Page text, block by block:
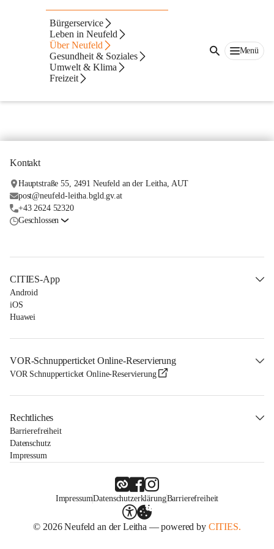
Bürgerservice
Leben in Neufeld
Über Neufeld
Gesundheit & Soziales
Umwelt & Klima
Freizeit
Menü
Galerien
Kreuzweg Station 1 - 15
Kontakt
Hauptstraße 55, 2491 Neufeld an der Leitha, AUT
post@neufeld-leitha.bgld.gv.at
+43 2624 52320
Geschlossen
CITIES-App
Android
iOS
Huawei
VOR-Schnupperticket Online-Reservierung
VOR Schnupperticket Online-Reservierung
Rechtliches
Barrierefreiheit
Datenschutz
Impressum
ImpressumDatenschutzerklärungBarrierefreiheit
© 2026 Neufeld an der Leitha — powered by CITIES.